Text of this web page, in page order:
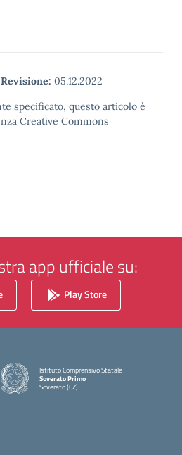
Revisione: 05.12.2022
specificato, questo articolo è
Creative Commons
app ufficiale su:
Play Store
Istituto Comprensivo Statale
Soverato Primo
Soverato (CZ)